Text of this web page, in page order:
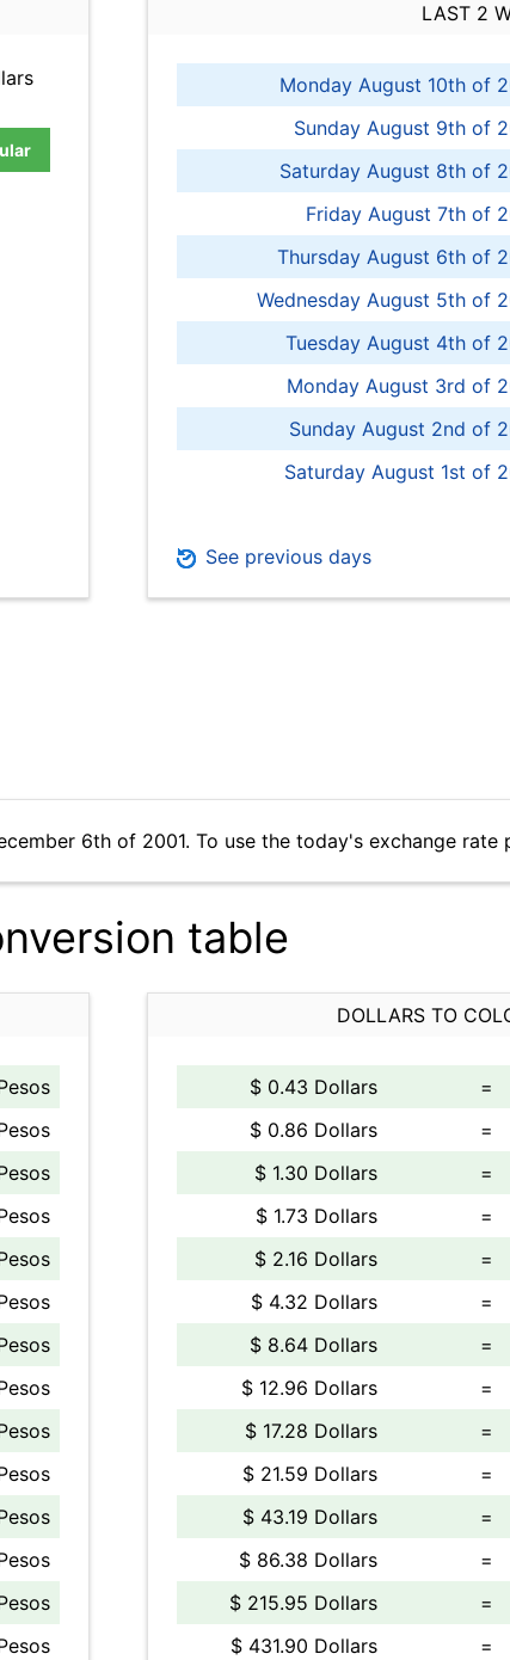
LAST 2
Monday August 10th of
Sunday August 9th of
Saturday August 8th of
Friday August 7th of
Thursday August 6th of
Wednesday August 5th of
Tuesday August 4th of
Monday August 3rd of
Sunday August 2nd of
Saturday August 1st of
See previous days
6th of 2001. To use the today's exchange rate
table
DOLLARS TO
$ 0.43 Dollars =
$ 0.86 Dollars
=
$ 1.30 Dollars
=
$ 1.73 Dollars
=
$ 2.16 Dollars
=
$ 4.32 Dollars
=
$ 8.64 Dollars
=
$ 12.96 Dollars
=
$ 17.28 Dollars
=
$ 21.59 Dollars
=
$ 43.19 Dollars
=
$ 86.38 Dollars
=
$ 215.95 Dollars
=
$ 431.90 Dollars
=